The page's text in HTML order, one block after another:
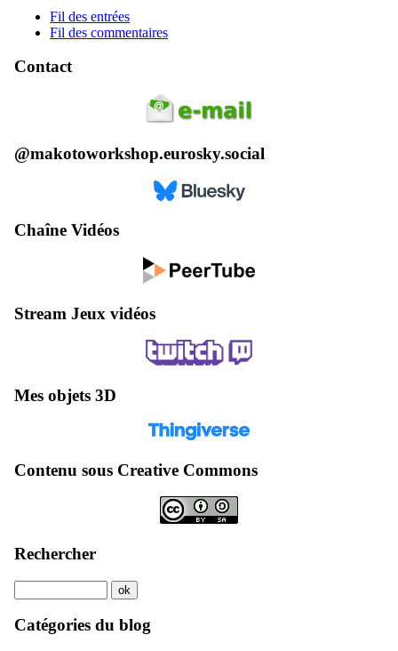
Fil des entrées
Fil des commentaires
Contact
@makotoworkshop.eurosky.social
Chaîne Vidéos
Stream Jeux vidéos
Mes objets 3D
Contenu sous Creative Commons
Rechercher
Catégories du blog